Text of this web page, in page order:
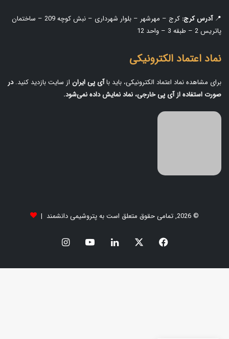
📍آدرس کرج:
کرج – مهرشهر – بلوار شهرداری – نبش کوچه 209 – ساختمان
پاتریس 2 – طبقه 3 – واحد 12
نماد اعتماد الکترونیکی
برای مشاهده نماد اعتماد الکترونیکی، باید باآی‌ پی ایران از سایت بازدید کنید.در
صورت استفاده از آی‌ پی خارجی، نماد نمایش داده نمی‌شود.
© 2026, تمامی حقوق متعلق است به پتروشیمی دانشمند |